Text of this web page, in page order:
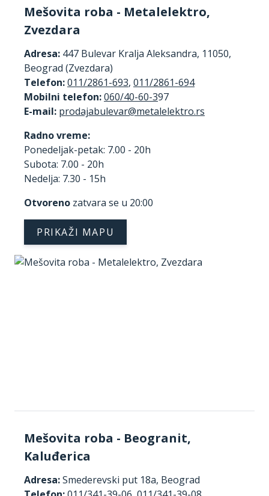
Mešovita roba - Metalelektro,
Zvezdara
Adresa: 447 Bulevar Kralja Aleksandra, 11050,
Beograd (Zvezdara)
Telefon:011/2861-693, 011/2861-694
Mobilni telefon:060/40-60-397
E-mail:
Radno vreme:
Ponedeljak-petak: 7.00 - 20h
Subota: 7.00 - 20h
Nedelja: 7.30 - 15h
Otvoreno zatvara se u 20:00
PRIKAŽI MAPU
Mešovita roba - Beogranit,
Kaluđerica
Adresa:Smederevski put 18a, Beograd